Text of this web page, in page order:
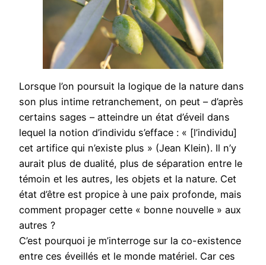
Lorsque l’on poursuit la logique de la nature dans
son plus intime retranchement, on peut – d’après
certains sages – atteindre un état d’éveil dans
lequel la notion d’individu s’efface : « [l’individu]
cet artifice qui n’existe plus » (Jean Klein). Il n’y
aurait plus de dualité, plus de séparation entre le
témoin et les autres, les objets et la nature. Cet
état d’être est propice à une paix profonde, mais
comment propager cette « bonne nouvelle » aux
autres ?
C’est pourquoi je m’interroge sur la co-existence
entre ces éveillés et le monde matériel. Car ces